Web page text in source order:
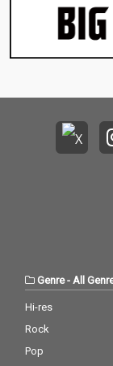
Genre-All
Hi-res
Rock
Pop